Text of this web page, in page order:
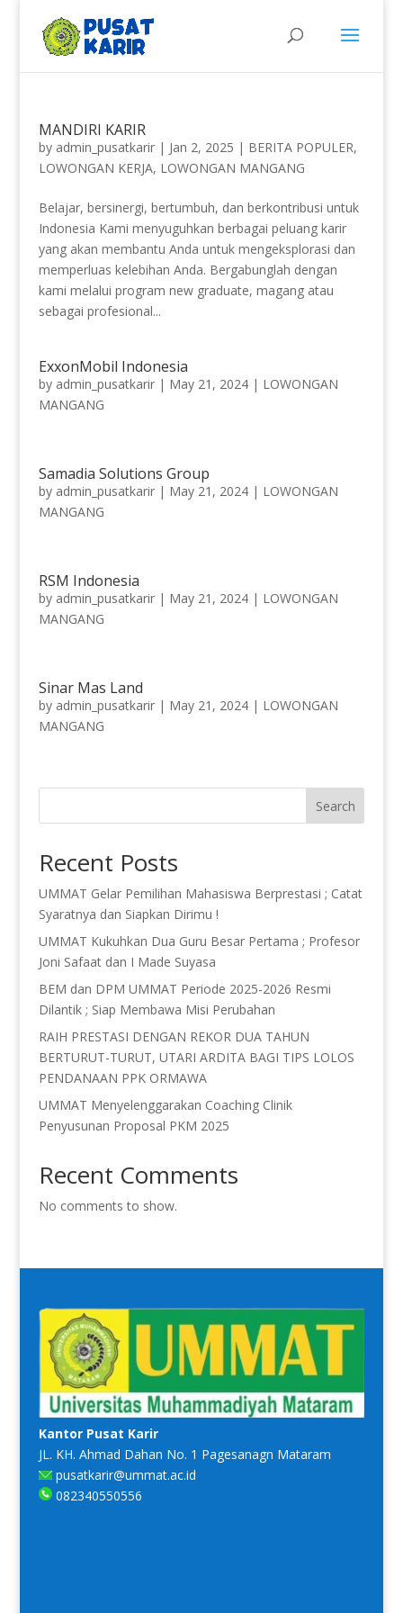
MANDIRI KARIR
by admin_pusatkarir| Jan 2, 2025 | BERITA POPULER,
LOWONGAN KERJA, LOWONGAN MANGANG
Belajar, bersinergi, bertumbuh, dan berkontribusi untuk
Indonesia Kami menyuguhkan berbagai peluang karir
yang akan membantu Anda untuk mengeksplorasi dan
memperluas kelebihan Anda. Bergabunglah dengan
kami melalui program new graduate, magang atau
sebagai profesional...
ExxonMobil Indonesia
by admin_pusatkarir| May 21, 2024| LOWONGAN
MANGANG
Samadia Solutions Group
by admin_pusatkarir| May 21, 2024| LOWONGAN
MANGANG
RSM Indonesia
by admin_pusatkarir| May 21, 2024| LOWONGAN
MANGANG
Sinar Mas Land
by admin_pusatkarir| May 21, 2024| LOWONGAN
MANGANG
Search
Recent Posts
UMMAT Gelar Pemilihan Mahasiswa Berprestasi ; Catat
Syaratnya dan Siapkan Dirimu !
UMMAT Kukuhkan Dua Guru Besar Pertama ; Profesor
Joni Safaat dan I Made Suyasa
BEM dan DPM UMMAT Periode 2025-2026 Resmi
Dilantik ; Siap Membawa Misi Perubahan
RAIH PRESTASI DENGAN REKOR DUA TAHUN
BERTURUT-TURUT, UTARI ARDITA BAGI TIPS LOLOS
PENDANAAN PPK ORMAWA
UMMAT Menyelenggarakan Coaching Clinik
Penyusunan Proposal PKM 2025
Recent Comments
No comments to show.
Kantor Pusat Karir
JL. KH. Ahmad Dahan No. 1 Pagesanagn Mataram
pusatkarir@ummat.ac.id
082340550556